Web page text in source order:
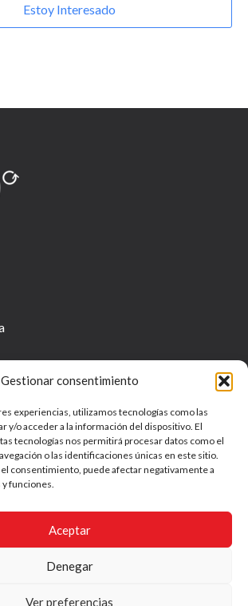
Gestionar consentimiento
experiencias, utilizamos tecnologías como las
y/o acceder a la información del dispositivo. El
tecnologías nos permitirá procesar datos como el
o las identificaciones únicas en este sitio.
consentimiento, puede afectar negativamente a
funciones.
Aceptar
Denegar
Ver preferencias
Estoy Interesado
y Tratamiento de Datos Personales